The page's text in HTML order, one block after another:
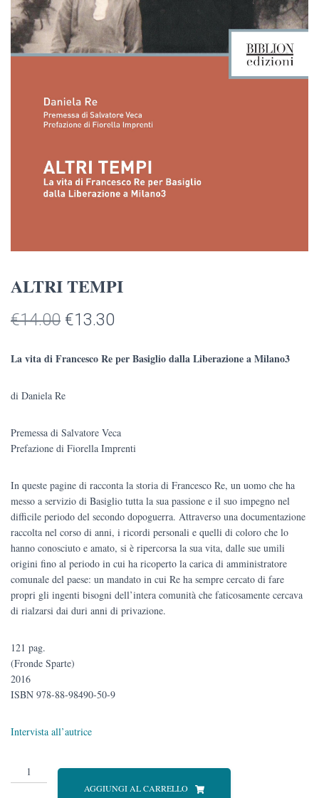
ALTRI TEMPI
€14.00 Il
era:
€14.00.
€13.30
La vita di Francesco Re per Basiglio dalla Liberazione a Milano3
di Daniela Re
Premessa di Salvatore Veca
Prefazione di Fiorella Imprenti
In queste pagine di racconta la storia di Francesco Re, un uomo che ha
messo a servizio di Basiglio tutta la sua passione e il suo impegno nel
difficile periodo del secondo dopoguerra. Attraverso una documentazione
raccolta nel corso di anni, i ricordi personali e quelli di coloro che lo
hanno conosciuto e amato, si è ripercorsa la sua vita, dalle sue umili
origini fino al periodo in cui ha ricoperto la carica di amministratore
comunale del paese: un mandato in cui Re ha sempre cercato di fare
propri gli ingenti bisogni dell’intera comunità che faticosamente cercava
di rialzarsi dai duri anni di privazione.
121 pag.
(Fronde Sparte)
2016
ISBN 978-88-98490-50-9
Intervista all’autrice
ALTRI
TEMPI
AGGIUNGI AL CARRELLO